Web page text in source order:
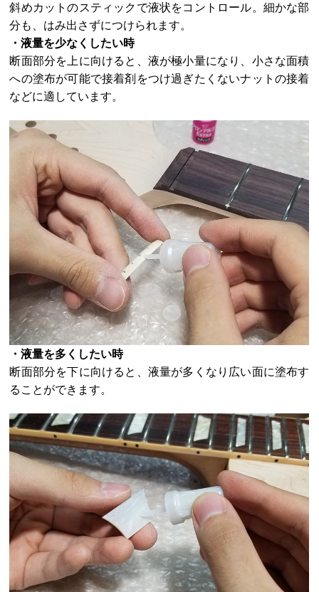
斜めカットのスティックで液状をコントロール。細かな部
分も、はみ出さずにつけられます。
・液量を少なくしたい時
断面部分を上に向けると、液が極小量になり、小さな面積
への塗布が可能で接着剤をつけ過ぎたくないナットの接着
などに適しています。
・液量を多くしたい時
断面部分を下に向けると、液量が多くなり広い面に塗布す
ることができます。